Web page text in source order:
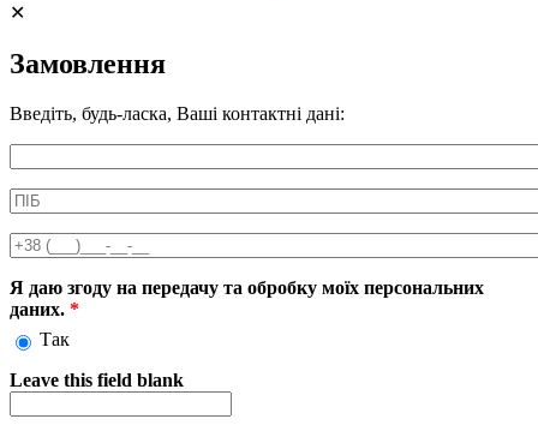
✕
Замовлення
Введіть, будь-ласка, Ваші контактні дані:
ПІБ
Телефон
Я даю згоду на передачу та обробку моїх персональних
даних. *
Так
Leave this field blank